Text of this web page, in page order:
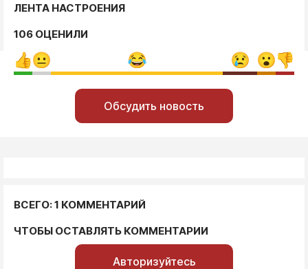
ЛЕНТА НАСТРОЕНИЯ
106 ОЦЕНИЛИ
Обсудить новость
ВСЕГО: 1 КОММЕНТАРИЙ
ЧТОБЫ ОСТАВЛЯТЬ КОММЕНТАРИИ
Авторизуйтесь